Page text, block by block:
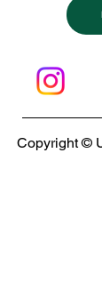
Copyright ©